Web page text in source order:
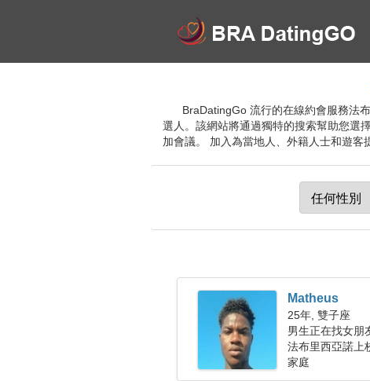
BraDatingGo 流行的在線約會服務法
選人。該網站將通過獨特的搜索幫助您選
加會議。 加入為當地人、外籍人士和遊客
Matheus
25年, 雙子座
男生正在找女朋
法布里西亞諾上
家庭